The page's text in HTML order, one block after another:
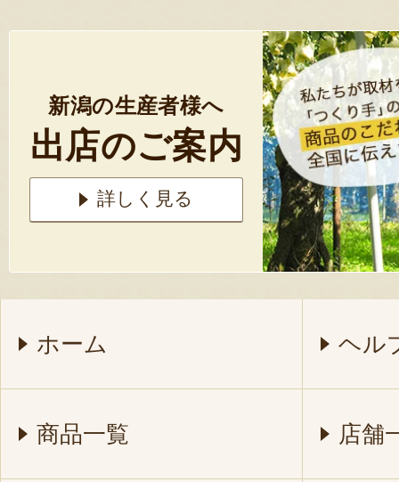
新潟の生産者様へ
出店のご案内
詳しく見る
ホーム ヘル
商品一覧 店舗